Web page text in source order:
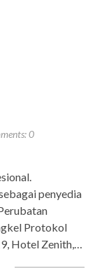
0
penyedia
Protokol
Hotel Zenith,…